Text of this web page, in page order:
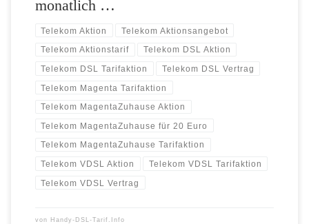
monatlich …
Telekom Aktion Telekom Aktionsangebot
Telekom Aktionstarif Telekom DSL Aktion
Telekom DSL Tarifaktion Telekom DSL Vertrag
Telekom Magenta Tarifaktion
Telekom MagentaZuhause Aktion
Telekom MagentaZuhause für 20 Euro
Telekom MagentaZuhause Tarifaktion
Telekom VDSL Aktion Telekom VDSL Tarifaktion
Telekom VDSL Vertrag
von Handy-DSL-Tarif.Info